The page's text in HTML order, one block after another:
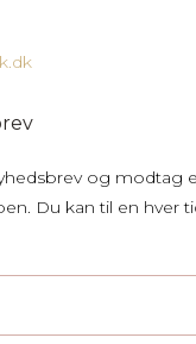
og modtag
Du kan til en hver